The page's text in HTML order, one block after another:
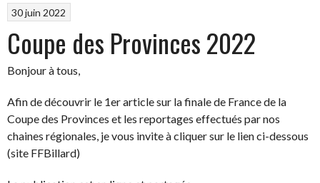
30 juin 2022
Coupe des Provinces 2022
Bonjour à tous,
Afin de découvrir le 1er article sur la finale de France de la
Coupe des Provinces et les reportages effectués par nos
chaines régionales, je vous invite à cliquer sur le lien ci-dessous
(site FFBillard)